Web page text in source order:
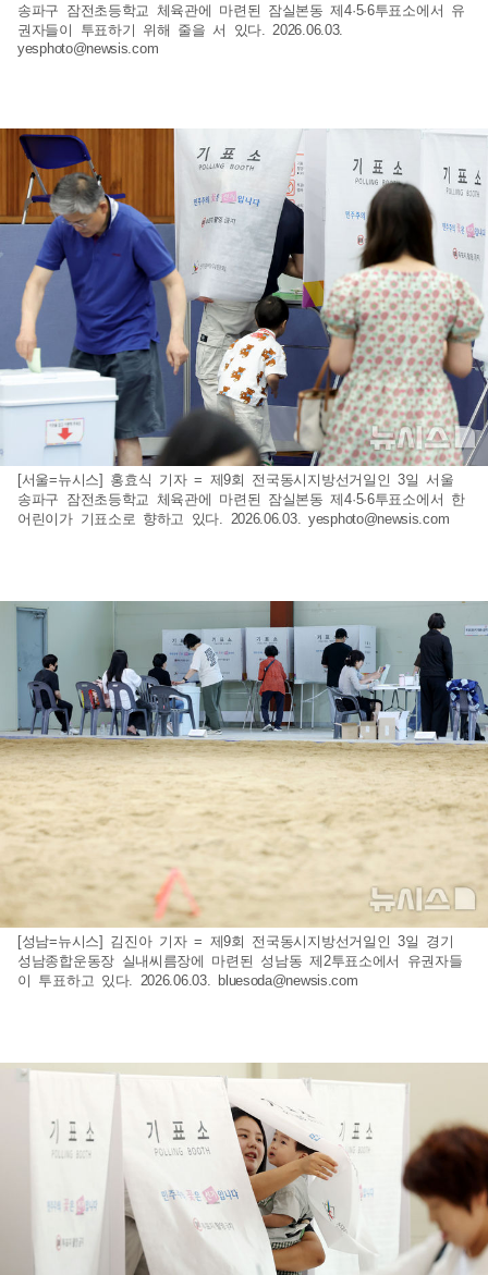
송파구 잠전초등학교 체육관에 마련된 잠실본동 제4·5·6투표소에서 유
권자들이 투표하기 위해 줄을 서 있다. 2026.06.03.
yesphoto@newsis.com
[서울=뉴시스] 홍효식 기자 = 제9회 전국동시지방선거일인 3일 서울
송파구 잠전초등학교 체육관에 마련된 잠실본동 제4·5·6투표소에서 한
어린이가 기표소로 향하고 있다. 2026.06.03. yesphoto@newsis.com
[성남=뉴시스] 김진아 기자 = 제9회 전국동시지방선거일인 3일 경기
성남종합운동장 실내씨름장에 마련된 성남동 제2투표소에서 유권자들
이 투표하고 있다. 2026.06.03. bluesoda@newsis.com